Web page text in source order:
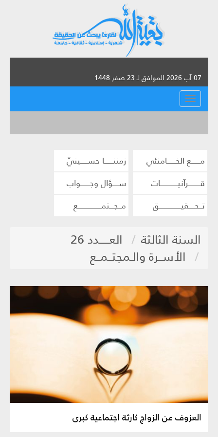
07 آب 2026 الموافق لـ 23 صفر 1448
القائمة
مــــــع الخــــــامنئي
زمننــــــا حســـــينيّ
قــــــــرآنيــــــــــــات
ســــؤال وجــــــواب
تــحــــقيـــــــــــــــق
مــجـــتمــــــــــــــــع
السنة الثالثة
العـــــدد 26
الأســرة والـمجتــمــع
العزوف عن الزواج كارثة اجتماعية كبرى